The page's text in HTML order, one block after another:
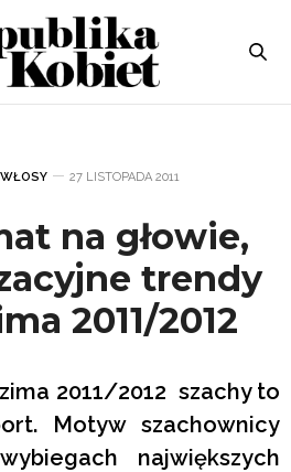
WŁOSY 27 LISTOPADA 2011
na głowie,
trendy
2011/2012
2011/2012 szachy to
Motyw szachownicy
największych